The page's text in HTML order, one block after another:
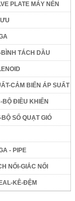
PLATE MÁY NÉN
BÌNH TÁCH DẦU
CẢM BIẾN ÁP SUẤT
BỘ ĐIỀU KHIỂN
SỐ QUẠT GIÓ
- PIPE
NỐI-GIẮC NỐI
KÊ-ĐỆM